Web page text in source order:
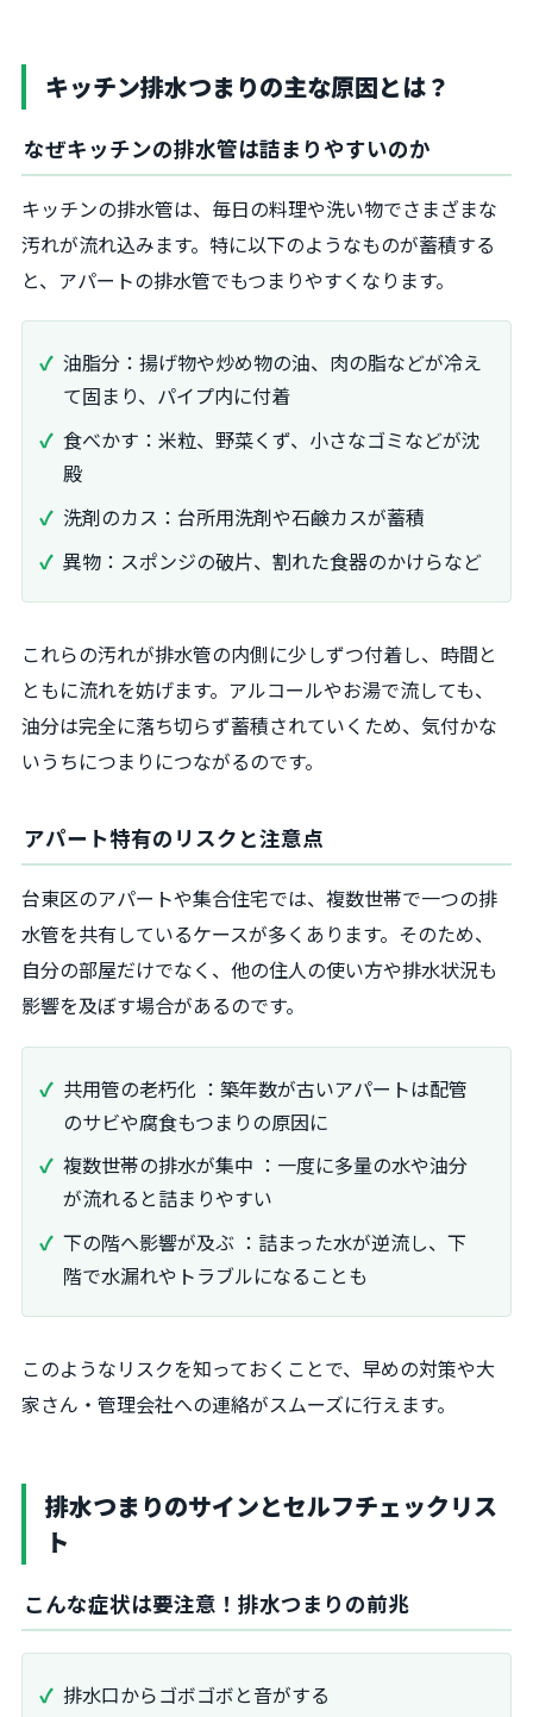
キッチン排水つまりの主な原因とは？
なぜキッチンの排水管は詰まりやすいのか
キッチンの排水管は、毎日の料理や洗い物でさまざまな
汚れが流れ込みます。特に以下のようなものが蓄積する
と、アパートの排水管でもつまりやすくなります。
油脂分：揚げ物や炒め物の油、肉の脂などが冷え
て固まり、パイプ内に付着
食べかす：米粒、野菜くず、小さなゴミなどが沈
殿
洗剤のカス：台所用洗剤や石鹸カスが蓄積
異物：スポンジの破片、割れた食器のかけらなど
これらの汚れが排水管の内側に少しずつ付着し、時間と
ともに流れを妨げます。アルコールやお湯で流しても、
油分は完全に落ち切らず蓄積されていくため、気付かな
いうちにつまりにつながるのです。
アパート特有のリスクと注意点
台東区のアパートや集合住宅では、複数世帯で一つの排
水管を共有しているケースが多くあります。そのため、
自分の部屋だけでなく、他の住人の使い方や排水状況も
影響を及ぼす場合があるのです。
共用管の老朽化 ：築年数が古いアパートは配管
のサビや腐食もつまりの原因に
複数世帯の排水が集中 ：一度に多量の水や油分
が流れると詰まりやすい
下の階へ影響が及ぶ ：詰まった水が逆流し、下
階で水漏れやトラブルになることも
このようなリスクを知っておくことで、早めの対策や大
家さん・管理会社への連絡がスムーズに行えます。
排水つまりのサインとセルフチェックリス
ト
こんな症状は要注意！排水つまりの前兆
排水口からゴボゴボと音がする